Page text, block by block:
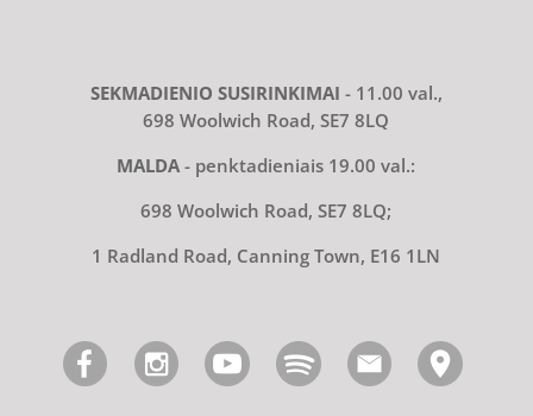
SEKMADIENIO SUSIRINKIMAI - 11.00 val.,
698 Woolwich Road, SE7 8LQ
MALDA- penktadieniais 19.00 val.:
698 Woolwich Road, SE7 8LQ;
1 Radland Road, Canning Town, E16 1LN